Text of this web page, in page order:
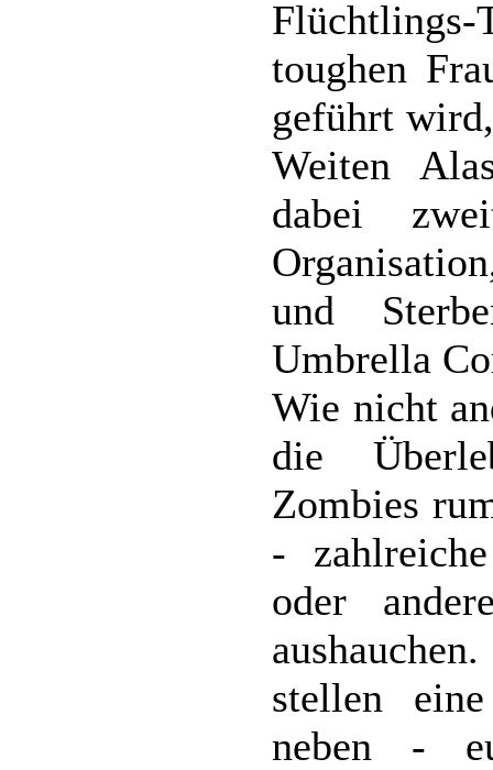
toughen
geführt
Weiten
dabei
und
Umbrella
Wie nicht
die
Zombies
-
oder
stellen
neben -